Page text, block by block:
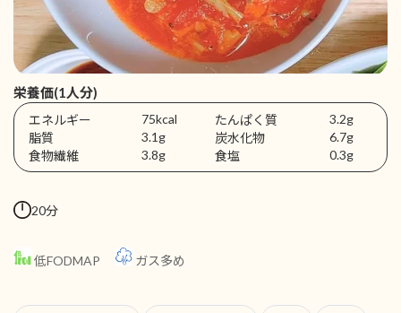
栄養価(1人分)
エネルギー 75kcal たんぱく質
3.2g
脂質
3.1g 炭水化物
6.7g
食物繊維
3.8g 食塩 0.3g
20分
低FODMAP ガス多め